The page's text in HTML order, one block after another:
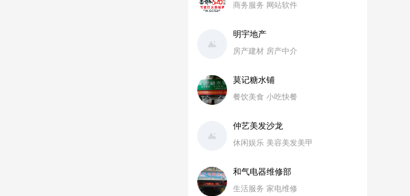
商务服务 网站软件
明宇地产
房产建材 房产中介
莫记糖水铺
餐饮美食 小吃快餐
仲艺美发沙龙
休闲娱乐 美容美发美甲
和气电器维修部
生活服务 家电维修